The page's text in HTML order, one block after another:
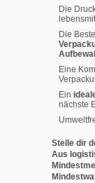
Die
Die
Eine
Ein
nächste
Stelle dir
Aus